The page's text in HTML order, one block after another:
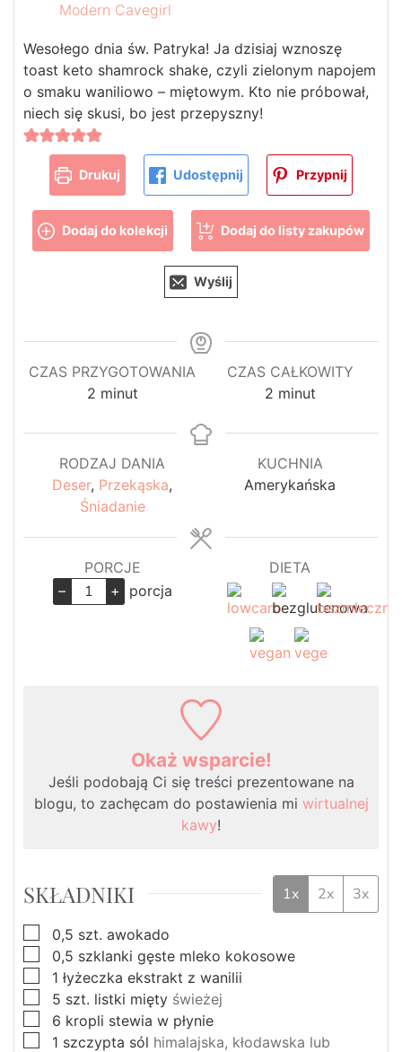
Modern Cavegirl
Wesołego dnia św. Patryka! Ja dzisiaj wznoszę
toast keto shamrock shake, czyli zielonym napojem
o smaku waniliowo – miętowym. Kto nie próbował,
niech się skusi, bo jest przepyszny!
Drukuj Udostępnij Przypnij
Dodaj do kolekcji Dodaj do listy zakupów
Wyślij
CZAS PRZYGOTOWANIA
2minuty
minut
CZAS CAŁKOWITY
2minuty
minut
RODZAJ DANIA
Deser, Przekąska,
Śniadanie
KUCHNIA
Amerykańska
PORCJE
–
+ porcja
DIETA
Okaż wsparcie!
Jeśli podobają Ci się treści prezentowane na
blogu, to zachęcam do postawienia mi wirtualnej
kawy!
SKŁADNIKI 1x 2x 3x
▢
0,5 szt. awokado
▢
0,5 szklanki gęste mleko kokosowe
▢
1 łyżeczka ekstrakt z wanilii
▢
5 szt. listki mięty świeżej
▢
6 kropli stewia w płynie
▢
1 szczypta sól himalajska, kłodawska lub